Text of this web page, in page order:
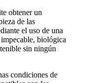
obtener un
de las
el uso de una
biológica
sin ningún
condiciones de